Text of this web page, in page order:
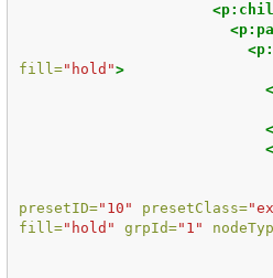
fill="hold">
presetID="10" presetClass=
fill="hold" grpId="1"